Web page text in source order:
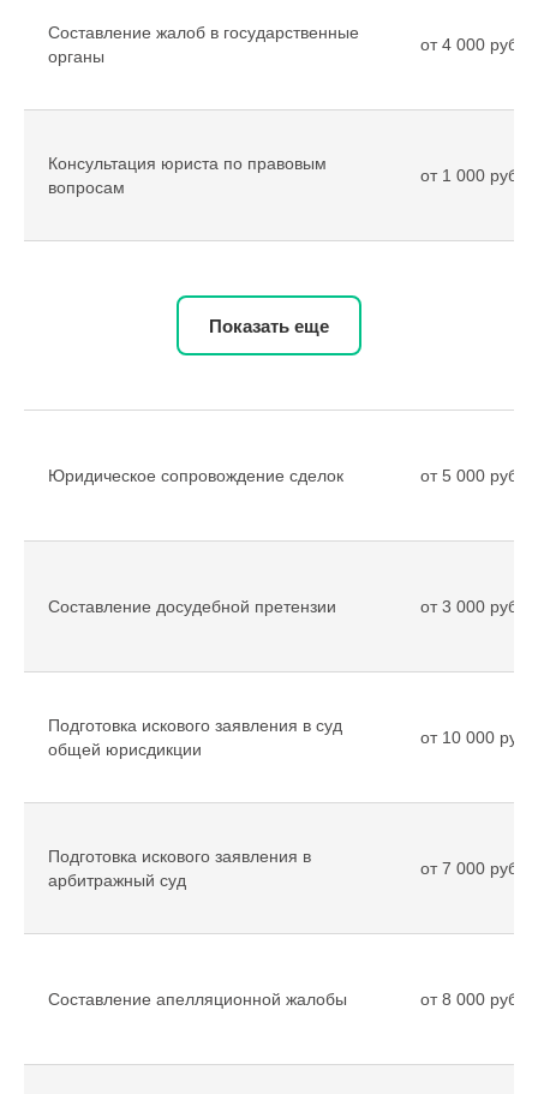
Составление жалоб в государственные
органы
от 4 000
Консультация юриста по правовым
вопросам
от 1 000
Показать еще
Юридическое сопровождение сделок от 5 000
Составление досудебной претензии от 3 000
Подготовка искового заявления в суд
общей юрисдикции
от 10 000
Подготовка искового заявления в
арбитражный суд
от 7 000
Составление апелляционной жалобы от 8 000